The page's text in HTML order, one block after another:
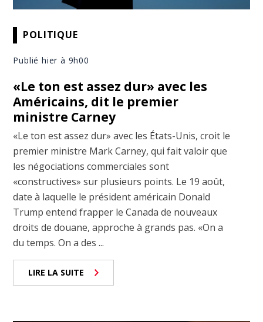
POLITIQUE
Publié hier à 9h00
«Le ton est assez dur» avec les
Américains, dit le premier
ministre Carney
«Le ton est assez dur» avec les États-Unis, croit le
premier ministre Mark Carney, qui fait valoir que
les négociations commerciales sont
«constructives» sur plusieurs points. Le 19 août,
date à laquelle le président américain Donald
Trump entend frapper le Canada de nouveaux
droits de douane, approche à grands pas. «On a
du temps. On a des ...
LIRE LA SUITE